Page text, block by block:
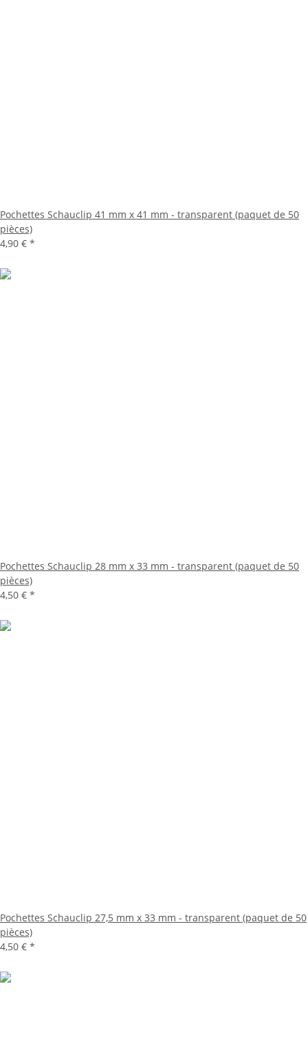
Pochettes Schauclip 41 mm x 41 mm - transparent (paquet de 50
pièces)
4,90 € *
Pochettes Schauclip 28 mm x 33 mm - transparent (paquet de 50
pièces)
4,50 € *
Pochettes Schauclip 27,5 mm x 33 mm - transparent (paquet de 50
pièces)
4,50 € *